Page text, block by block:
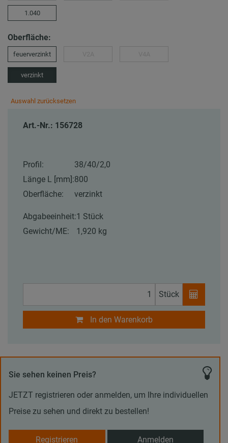
1.040
Oberfläche:
feuerverzinkt
verzinkt
Auswahl zurücksetzen
Art.-Nr.: 156728
Profil:
38/40/2,0
Länge L [mm]:800
Oberfläche:
verzinkt
Abgabeeinheit:1 Stück
Gewicht/ME:
1,920 kg
Stück
In den Warenkorb
Sie sehen keinen Preis?
JETZT registrieren oder anmelden, um Ihre individuellen
Preise zu sehen und direkt zu bestellen!
Registrieren Anmelden